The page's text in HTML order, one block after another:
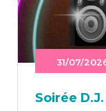
31/07/
Soi­rée